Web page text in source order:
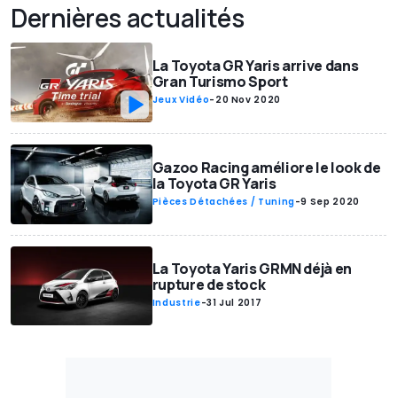
Dernières actualités
La Toyota GR Yaris arrive dans
Gran Turismo Sport
Jeux Vidéo- 20 Nov 2020
Gazoo Racing améliore le look de
la Toyota GR Yaris
Pièces Détachées / Tuning-9 Sep 2020
La Toyota Yaris GRMN déjà en
rupture de stock
Industrie-31 Jul 2017